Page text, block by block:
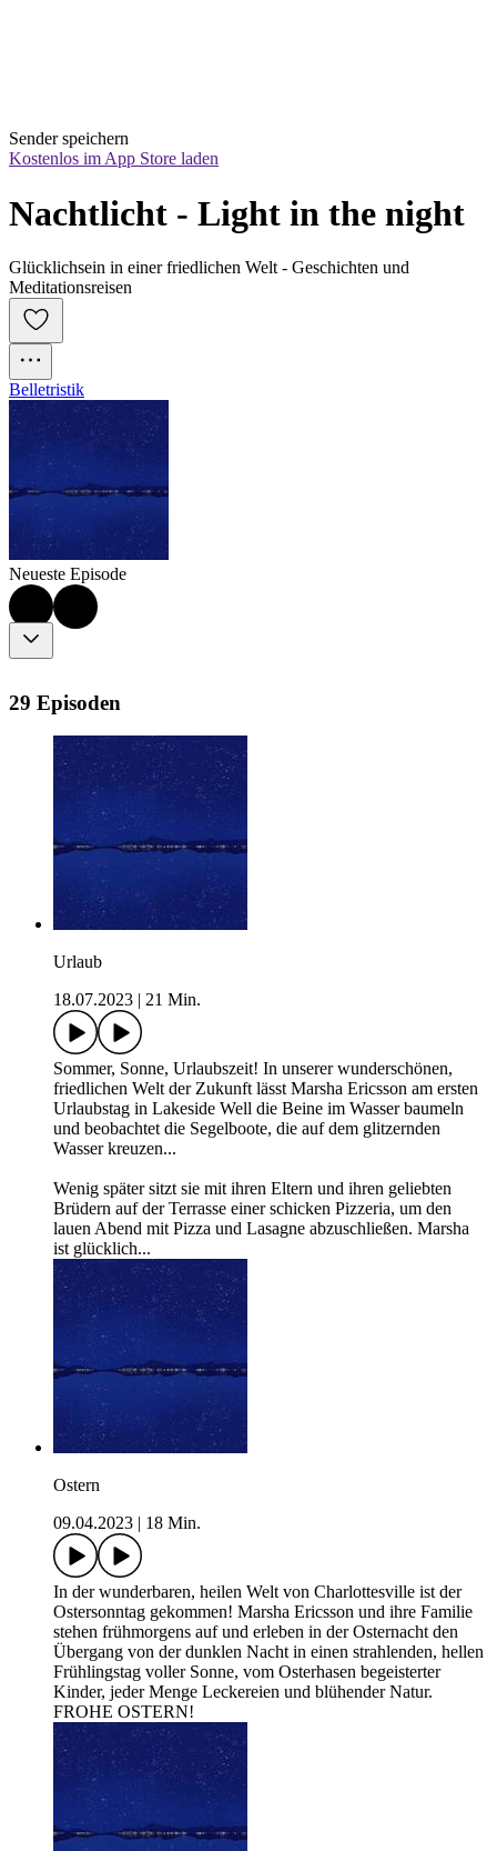
Sender speichern
Kostenlos im App Store laden
Nachtlicht - Light in the night
Glücklichsein in einer friedlichen Welt - Geschichten und
Meditationsreisen
Belletristik
Neueste Episode
29 Episoden
Urlaub
18.07.2023
21 Min.
Sommer, Sonne, Urlaubszeit! In unserer wunderschönen,
friedlichen Welt der Zukunft lässt Marsha Ericsson am ersten
Urlaubstag in Lakeside Well die Beine im Wasser baumeln
und beobachtet die Segelboote, die auf dem glitzernden
Wasser kreuzen...
Wenig später sitzt sie mit ihren Eltern und ihren geliebten
Brüdern auf der Terrasse einer schicken Pizzeria, um den
lauen Abend mit Pizza und Lasagne abzuschließen. Marsha
ist glücklich...
Ostern
09.04.2023
18 Min.
In der wunderbaren, heilen Welt von Charlottesville ist der
Ostersonntag gekommen! Marsha Ericsson und ihre Familie
stehen frühmorgens auf und erleben in der Osternacht den
Übergang von der dunklen Nacht in einen strahlenden, hellen
Frühlingstag voller Sonne, vom Osterhasen begeisterter
Kinder, jeder Menge Leckereien und blühender Natur.
FROHE OSTERN!